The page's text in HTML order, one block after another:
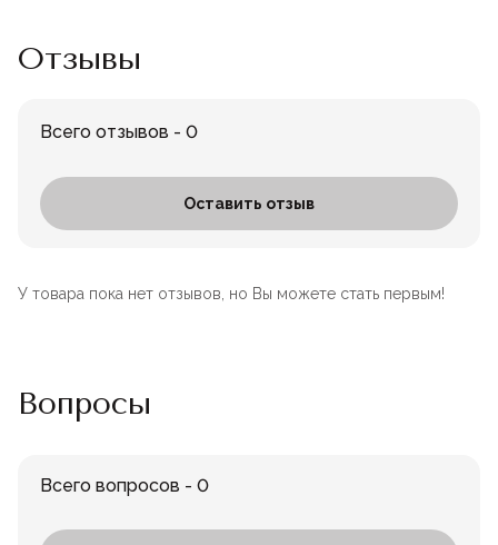
Отзывы
Всего отзывов - 0
Оставить отзыв
У товара пока нет отзывов, но Вы можете стать первым!
Вопросы
Всего вопросов - 0